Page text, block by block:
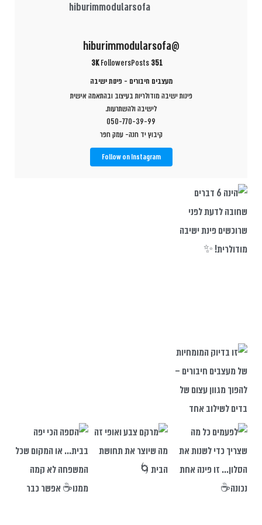
@hiburimmodularsofa
351
Posts
3KFollowers
מעצבים חיבורים - פינות ישיבה
פינות ישיבה מודולריות בעיצוב ובהתאמה אישית
לישיבה ולהשתרעות.
050-770-39-99
קיבוץ יד חנה- עמק חפר
Follow on Instagram